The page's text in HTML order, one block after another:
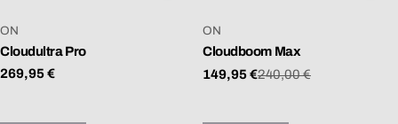
VERKÄUFER:
ON
Cloudultra Pro
Regulärer
269,95 €
VERKÄUFER:
ON
Cloudboom Max
Verkaufspreis
149,95 €
Regulärer240,00 €